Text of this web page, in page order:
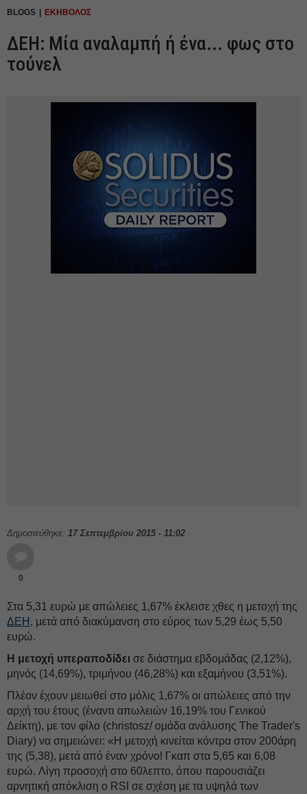
BLOGS ΕΚΗΒΟΛΟΣ
ΔΕΗ: Μία αναλαμπή ή ένα... φως στο
τούνελ
Δημοσιεύθηκε: 17 Σεπτεμβρίου 2015 - 11:02
0
Στα 5,31 ευρώ με απώλειες 1,67% έκλεισε χθες η μετοχή της
ΔΕΗ , μετά από διακύμανση στο εύρος των 5,29 έως 5,50
ευρώ.
Η μετοχή υπεραποδίδει σε διάστημα εβδομάδας (2,12%),
μηνός (14,69%), τριμήνου (46,28%) και εξαμήνου (3,51%).
Πλέον έχουν μειωθεί στο μόλις 1,67% οι απώλειες από την
αρχή του έτους (έναντι απωλειών 16,19% του Γενικού
Δείκτη), με τον φίλο (christosz/ ομάδα ανάλυσης The Trader's
Diary) να σημειώνει: «Η μετοχή κινείται κόντρα στον 200άρη
της (5,38), μετά από έναν χρόνο! Γκαπ στα 5,65 και 6,08
ευρώ. Λίγη προσοχή στο 60λεπτο, όπου παρουσιάζει
αρνητική απόκλιση ο RSI σε σχέση με τα υψηλά των